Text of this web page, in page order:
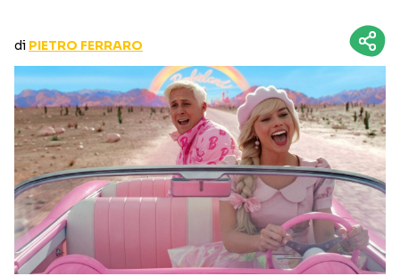
Seguici sui social
di PIETRO FERRARO